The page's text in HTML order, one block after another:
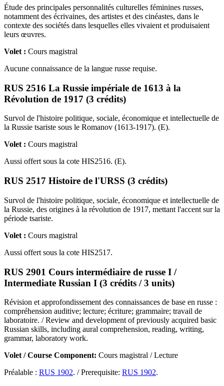
Étude des principales personnalités culturelles féminines russes,
notamment des écrivaines, des artistes et des cinéastes, dans le
contexte des sociétés dans lesquelles elles vivaient et produisaient
leurs œuvres.
Volet : Cours magistral
Aucune connaissance de la langue russe requise.
RUS 2516 La Russie impériale de 1613 à la
Révolution de 1917 (3 crédits)
Survol de l'histoire politique, sociale, économique et intellectuelle de
la Russie tsariste sous le Romanov (1613-1917). (E).
Volet : Cours magistral
Aussi offert sous la cote HIS2516. (E).
RUS 2517 Histoire de l'URSS (3 crédits)
Survol de l'histoire politique, sociale, économique et intellectuelle de
la Russie, des origines à la révolution de 1917, mettant l'accent sur la
période tsariste.
Volet : Cours magistral
Aussi offert sous la cote HIS2517.
RUS 2901 Cours intermédiaire de russe I /
Intermediate Russian I (3 crédits / 3 units)
Révision et approfondissement des connaissances de base en russe :
compréhension auditive; lecture; écriture; grammaire; travail de
laboratoire. / Review and development of previously acquired basic
Russian skills, including aural comprehension, reading, writing,
grammar, laboratory work.
Volet / Course Component: Cours magistral / Lecture
Préalable : RUS 1902. / Prerequisite: RUS 1902.